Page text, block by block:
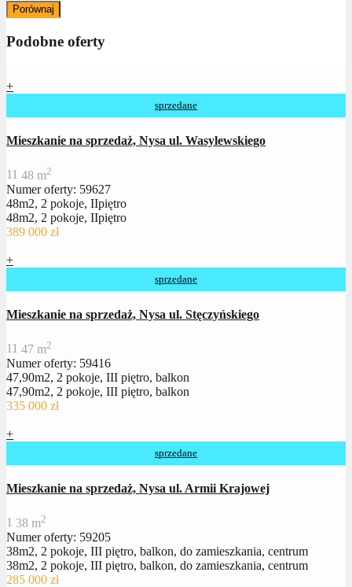
Porównaj
Podobne oferty
+
sprzedane
Mieszkanie na sprzedaż, Nysa ul. Wasylewskiego
11 48 m2
Numer oferty: 59627
48m2, 2 pokoje, IIpiętro
48m2, 2 pokoje, IIpiętro
389 000 zł
+
sprzedane
Mieszkanie na sprzedaż, Nysa ul. Stęczyńskiego
11 47 m2
Numer oferty: 59416
47,90m2, 2 pokoje, III piętro, balkon
47,90m2, 2 pokoje, III piętro, balkon
335 000 zł
+
sprzedane
Mieszkanie na sprzedaż, Nysa ul. Armii Krajowej
1 38 m2
Numer oferty: 59205
38m2, 2 pokoje, III piętro, balkon, do zamieszkania, centrum
38m2, 2 pokoje, III piętro, balkon, do zamieszkania, centrum
285 000 zł